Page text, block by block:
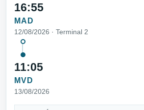
16:55
MAD
12/08/2026 · Terminal 2
11:05
MVD
13/08/2026